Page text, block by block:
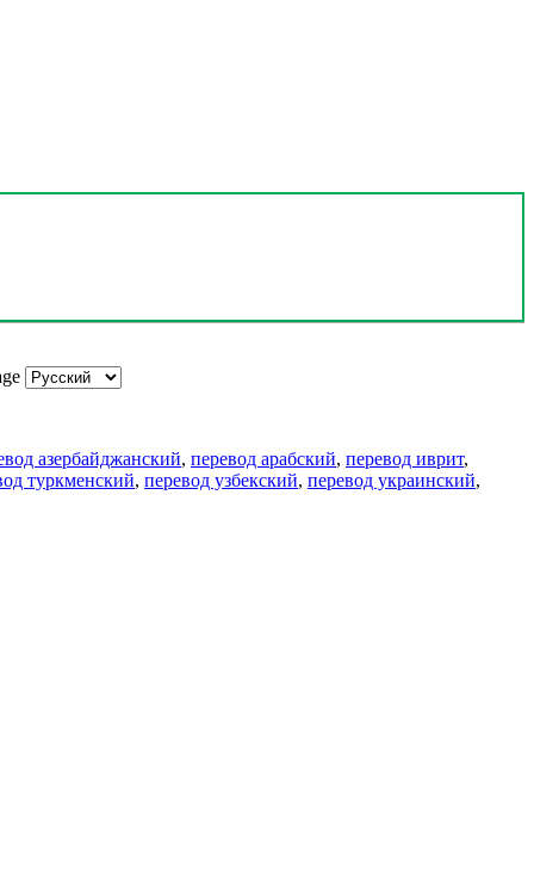
азербайджанский, перевод арабский, перевод иврит,
туркменский, перевод узбекский, перевод украинский,